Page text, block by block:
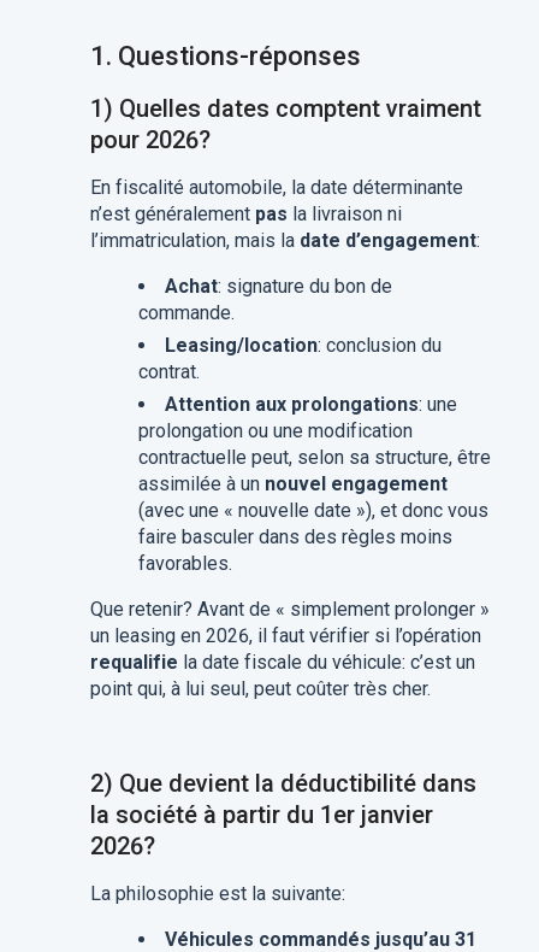
1. Questions-réponses
1) Quelles dates comptent vraiment
pour 2026?
En fiscalité automobile, la date déterminante
n’est généralement pas la livraison ni
l’immatriculation, mais la date d’engagement:
Achat: signature du bon de
commande.
Leasing/location: conclusion du
contrat.
Attention aux prolongations: une
prolongation ou une modification
contractuelle peut, selon sa structure, être
assimilée à un nouvel engagement
(avec une « nouvelle date »), et donc vous
faire basculer dans des règles moins
favorables.
Que retenir? Avant de « simplement prolonger »
un leasing en 2026, il faut vérifier si l’opération
requalifie la date fiscale du véhicule: c’est un
point qui, à lui seul, peut coûter très cher.
2) Que devient la déductibilité dans
la société à partir du 1er janvier
2026?
La philosophie est la suivante:
Véhicules commandés jusqu’au 31